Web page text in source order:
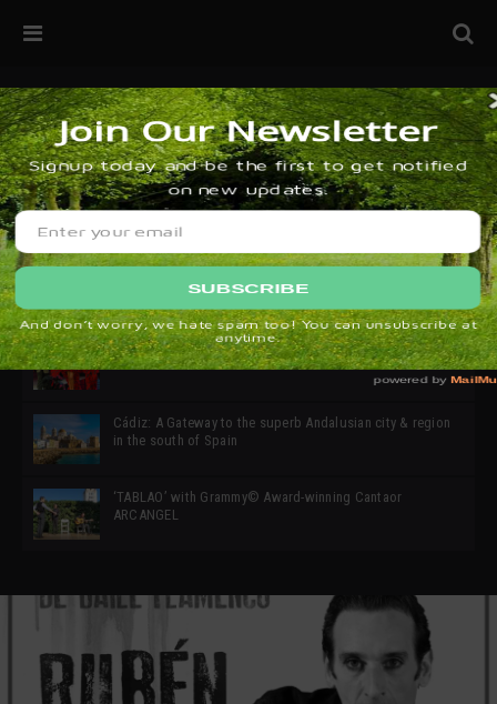
SIMOF 30 Edition 2025 * ‘We are all SIMOF’
Cádiz: A Gateway to the superb Andalusian city & region
in the south of Spain
‘TABLAO’ with Grammy© Award-winning Cantaor
ARCANGEL